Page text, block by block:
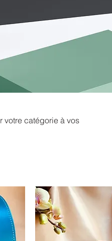
votre catégorie à vos